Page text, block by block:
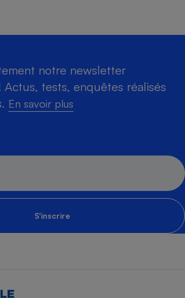
notre newsletter
Actus, tests, enquêtes réalisés
En savoir plus
S'inscrire